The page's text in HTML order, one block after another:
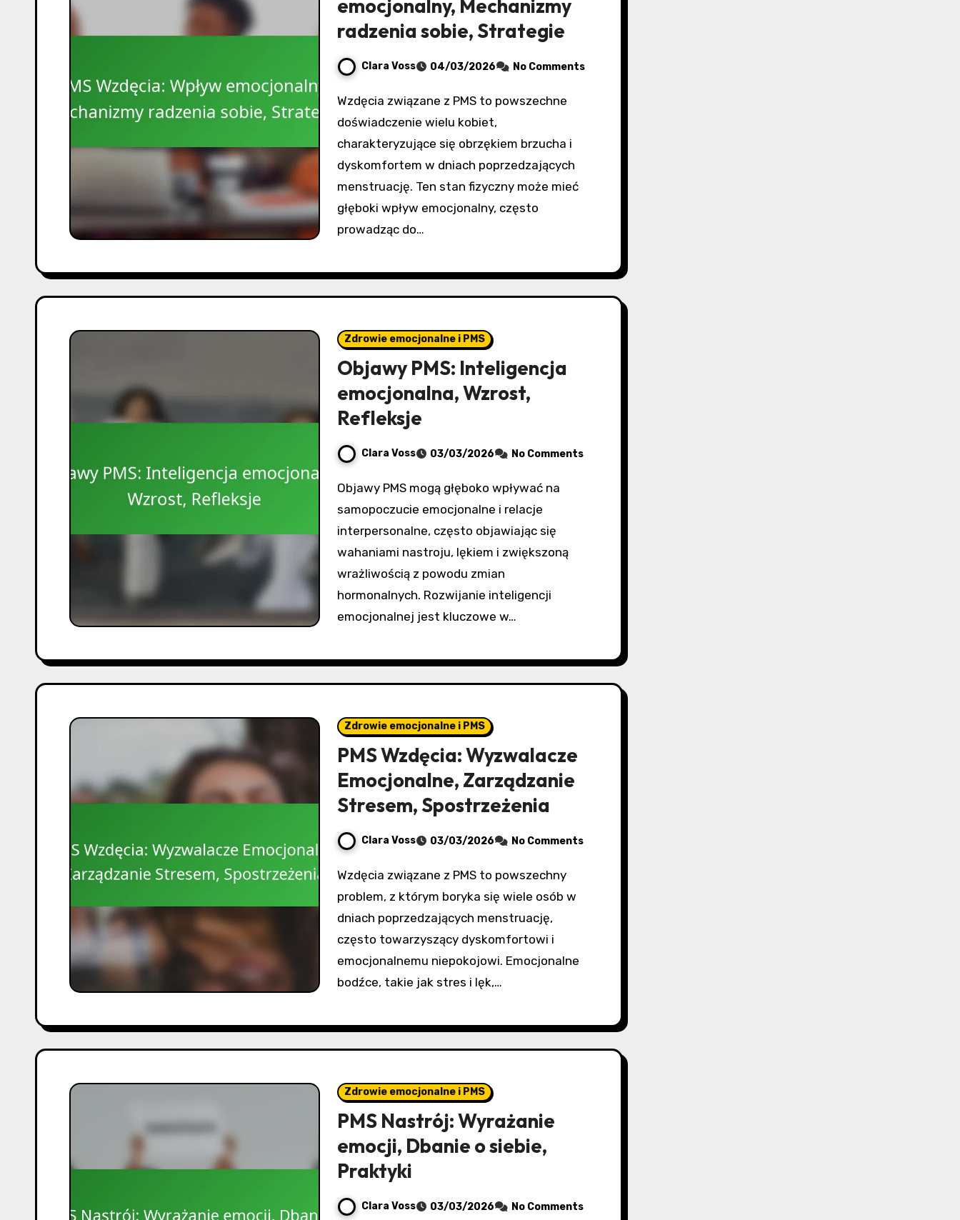
emocjonalny, Mechanizmy
radzenia sobie, Strategie
Clara Voss 04/03/2026 No Comments
Wzdęcia związane z PMS to powszechne
doświadczenie wielu kobiet,
charakteryzujące się obrzękiem brzucha i
dyskomfortem w dniach poprzedzających
menstruację. Ten stan fizyczny może mieć
głęboki wpływ emocjonalny, często
prowadząc do…
Zdrowie emocjonalne i PMS
Objawy PMS: Inteligencja
emocjonalna, Wzrost,
Refleksje
Clara Voss 03/03/2026 No Comments
Objawy PMS mogą głęboko wpływać na
samopoczucie emocjonalne i relacje
interpersonalne, często objawiając się
wahaniami nastroju, lękiem i zwiększoną
wrażliwością z powodu zmian
hormonalnych. Rozwijanie inteligencji
emocjonalnej jest kluczowe w…
Zdrowie emocjonalne i PMS
PMS Wzdęcia: Wyzwalacze
Emocjonalne, Zarządzanie
Stresem, Spostrzeżenia
Clara Voss 03/03/2026 No Comments
Wzdęcia związane z PMS to powszechny
problem, z którym boryka się wiele osób w
dniach poprzedzających menstruację,
często towarzyszący dyskomfortowi i
emocjonalnemu niepokojowi. Emocjonalne
bodźce, takie jak stres i lęk,…
Zdrowie emocjonalne i PMS
PMS Nastrój: Wyrażanie
emocji, Dbanie o siebie,
Praktyki
Clara Voss 03/03/2026 No Comments